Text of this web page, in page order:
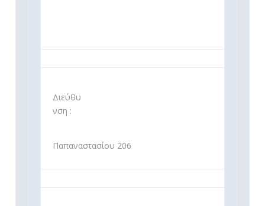
Διεύθυ
νση :
Παπαναστασίου 206